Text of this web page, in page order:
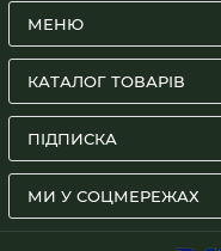
МЕНЮ
КАТАЛОГ ТОВАРІВ
ПІДПИСКА
МИ У СОЦМЕРЕЖАХ